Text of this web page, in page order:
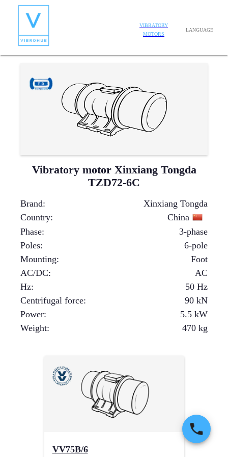
VIBRATORY
MOTORS
LANGUAGE
Vibratory motor Xinxiang Tongda
TZD72-6C
Brand:
Xinxiang Tongda
Country:
China
Phase:
3-phase
Poles:
6-pole
Mounting:
Foot
AC/DC:
AC
Hz:
50 Hz
Centrifugal force: 90 kN
Power: 5.5 kW
Weight: 470 kg
VV75B/6